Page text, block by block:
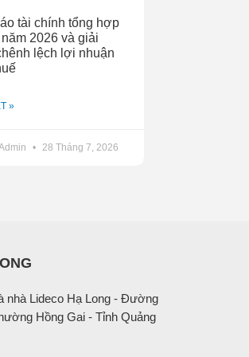
tài chính tổng hợp
2026 và giải
lệch lợi nhuận
»
28 Tháng 7, 2026
nhà Lideco Hạ Long - Đường
Hồng Gai - Tỉnh Quảng